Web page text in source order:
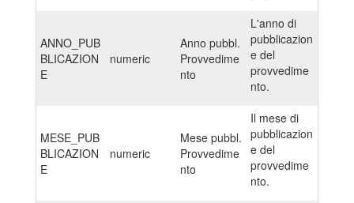
ANNO_PUB
BLICAZION
E
numeric
Anno pubbl.
Provvedime
nto
L'anno di
pubblicazion
e del
provvedime
nto.
MESE_PUB
BLICAZION
E
numeric
Mese pubbl.
Provvedime
nto
Il mese di
pubblicazion
e del
provvedime
nto.